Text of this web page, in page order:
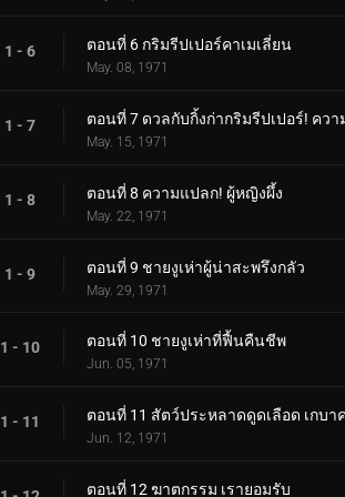
1 - 6 ตอนที่ 6 กริมรีปเปอร์คาเมเลี่ยน
May. 08, 1971
1 - 7 ตอนที่ 7 ดวลกับกิ้งก่ากริมรีปเปอร์! คว
May. 15, 1971
1 - 8 ตอนที่ 8 ความแปลก! ผู้หญิงผึ้ง
May. 22, 1971
1 - 9 ตอนที่ 9 ชายงูเห่าผู้น่าสะพรึงกลัว
May. 29, 1971
1 - 10 ตอนที่ 10 ชายงูเห่าที่ฟื้นคืนชีพ
Jun. 05, 1971
1 - 11 ตอนที่ 11 สัตว์ประหลาดดูดเลือด เกบา
Jun. 12, 1971
ตอนที่ 12 ฆาตกรรม เรายอมรับ